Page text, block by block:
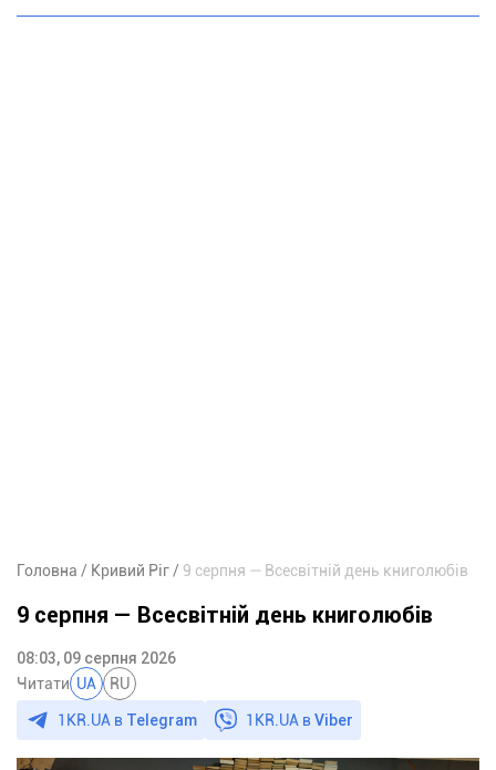
Головна Кривий Ріг 9 серпня — Всесвітній день книголюбів
9 серпня — Всесвітній день книголюбів
08:03, 09 серпня 2026
Читати UA RU
1KR.UA в Telegram 1KR.UA вViber